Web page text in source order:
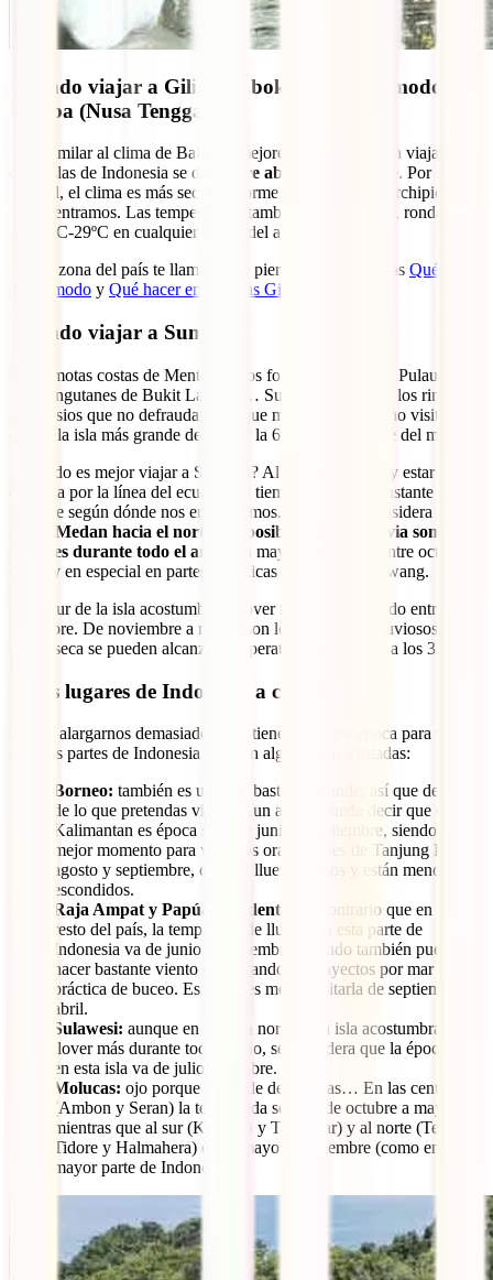
Cuándo viajar a Gili, Lombok, Flores, Komodo y
Sumba (Nusa Tenggara)
Muy similar al clima de Bali, los mejores momentos para viajar a
estas islas de Indonesia se dan
entre abril y septiembre . Por lo
general, el clima es más seco conforme más al este del archipiélago
nos adentramos. Las temperaturas también son elevadas, rondando
los 27ºC-29ºC en cualquier época del año.
Si esta zona del país te llama, no te pierdas nuestras guías Qué ver
en Komodo y Qué hacer en las Islas Gili
Cuándo viajar a Sumatra
Las remotas costas de Mentawai, los fondos marinos de Pulau Weh,
los orangutanes de Bukit Lawang… Sumatra es otro de los rincones
indonesios que no defraudan, aunque muchos viajeros no visitan la
que es la isla más grande del país y la 6ª isla más grande del mundo.
¿Cuándo es mejor viajar a Sumatra? Al ser tan extensa y estar
dividida por la línea del ecuador, el tiempo puede ser bastante
variable según dónde nos encontremos. Aun así, se considera que
desde Medan hacia el norte, las posibilidades de lluvia son
grandes durante todo el año
, con mayor intensidad entre octubre y
enero y en especial en partes selváticas como Bukit Lawang.
En el sur de la isla acostumbra a llover menos, sobre todo entre abril
y octubre. De noviembre a marzo son los meses más lluviosos. En la
época seca se pueden alcanzar temperaturas superiores a los 33ºC.
Otros lugares de Indonesia a considerar
Por no alargarnos demasiado, aquí tienes la mejor época para viajar
en otras partes de Indonesia que son algo menos visitadas:
Borneo: también es una isla bastante grande, así que depende
de lo que pretendas visitar. Aun así, se puede decir que en
Kalimantan es época seca de junio a septiembre, siendo el
mejor momento para ver a los orangutanes de Tanjung Puting
agosto y septiembre, cuando llueve menos y están menos
escondidos.
Raja Ampat y Papúa Occidental:
al contrario que en el
resto del país, la temporada de lluvias en esta parte de
Indonesia va de junio a septiembre, cuando también puede
hacer bastante viento dificultando los trayectos por mar y la
práctica de buceo. Es decir, es mejor visitarla de septiembre a
abril.
Sulawesi: aunque en la zona norte de la isla acostumbra a
llover más durante todo el año, se considera que la época seca
en esta isla va de julio a octubre.
Molucas: ojo porque depende de las islas… En las centrales
(Ambon y Seran) la temporada seca es de octubre a mayo,
mientras que al sur (Kei, Aru y Tanimbar) y al norte (Ternate,
Tidore y Halmahera) es de mayo a septiembre (como en la
mayor parte de Indonesia).